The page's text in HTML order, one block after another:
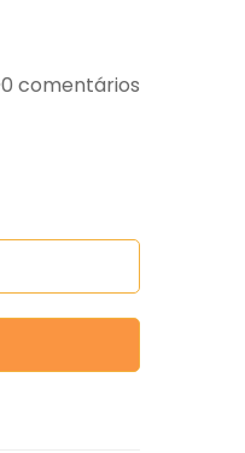
0 comentários